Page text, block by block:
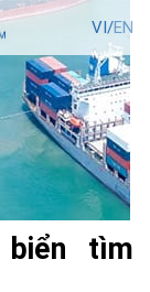
VI/EN
biển tìm